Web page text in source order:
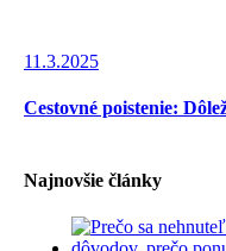
11.3.2025
Cestovné poistenie:
Najnovšie články